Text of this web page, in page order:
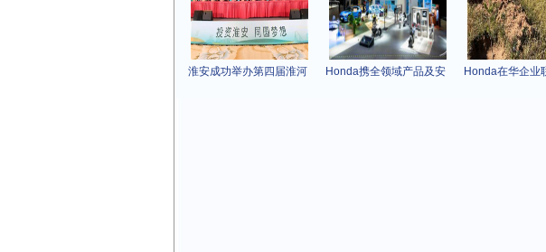
淮安成功举办第四届淮河 Honda携全领域产品及安 Honda在华企业